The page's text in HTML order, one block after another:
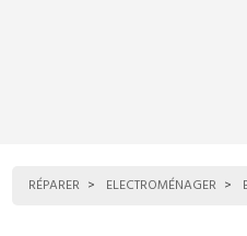
RÉPARER ELECTROMÉNAGER